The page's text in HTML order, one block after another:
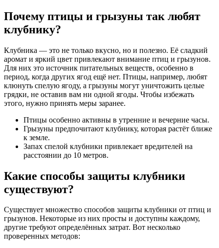
Почему птицы и грызуны так любят
клубнику?
Клубника — это не только вкусно, но и полезно. Её сладкий
аромат и яркий цвет привлекают внимание птиц и грызунов.
Для них это источник питательных веществ, особенно в
период, когда других ягод ещё нет. Птицы, например, любят
клюнуть спелую ягоду, а грызуны могут уничтожить целые
грядки, не оставив вам ни одной ягоды. Чтобы избежать
этого, нужно принять меры заранее.
Птицы особенно активны в утренние и вечерние часы.
Грызуны предпочитают клубнику, которая растёт ближе
к земле.
Запах спелой клубники привлекает вредителей на
расстоянии до 10 метров.
Какие способы защиты клубники
существуют?
Существует множество способов защиты клубники от птиц и
грызунов. Некоторые из них просты и доступны каждому,
другие требуют определённых затрат. Вот несколько
проверенных методов: